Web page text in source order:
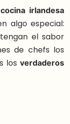
irlandesa
algo especial:
el sabor
de chefs los
los verdaderos